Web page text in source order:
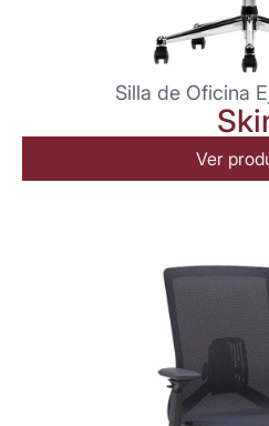
Silla de Oficina
Ver